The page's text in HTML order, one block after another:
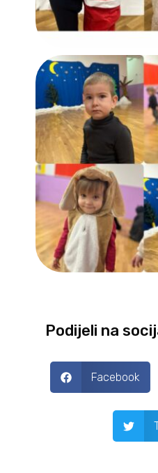
Podijeli na
Facebook